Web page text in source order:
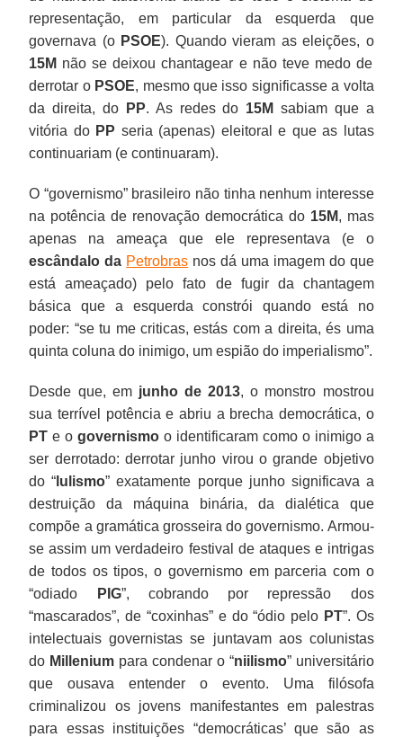
representação, em particular da esquerda que
governava (o PSOE). Quando vieram as eleições, o
15M não se deixou chantagear e não teve medo de
derrotar o PSOE, mesmo que isso significasse a volta
da direita, do
PP. As redes do 15M sabiam que a
vitória do PP seria (apenas) eleitoral e que as lutas
continuariam (e continuaram).
O “governismo” brasileiro não tinha nenhum interesse
na potência de renovação democrática do 15M, mas
apenas na ameaça que ele representava (e o
escândalo da Petrobras nos dá uma imagem do que
está ameaçado) pelo fato de fugir da chantagem
básica que a esquerda constrói quando está no
poder: “se tu me criticas, estás com a direita, és uma
quinta coluna do inimigo, um espião do imperialismo”.
Desde que, em junho de 2013, o monstro mostrou
sua terrível potência e abriu a brecha democrática, o
PT e ogovernismo o identificaram como o inimigo a
ser derrotado: derrotar junho virou o grande objetivo
do “ lulismo” exatamente porque junho significava a
destruição da máquina binária, da dialética que
compõe a gramática grosseira do governismo. Armou-
se assim um verdadeiro festival de ataques e intrigas
de todos os tipos, o governismo em parceria com o
“odiado
PIG”, cobrando por repressão dos
“mascarados”, de “coxinhas” e do “ódio pelo PT”. Os
intelectuais governistas se juntavam aos colunistas
do Millenium para condenar o “niilismo” universitário
que ousava entender o evento. Uma filósofa
criminalizou os jovens manifestantes em palestras
para essas instituições “democráticas’ que são as